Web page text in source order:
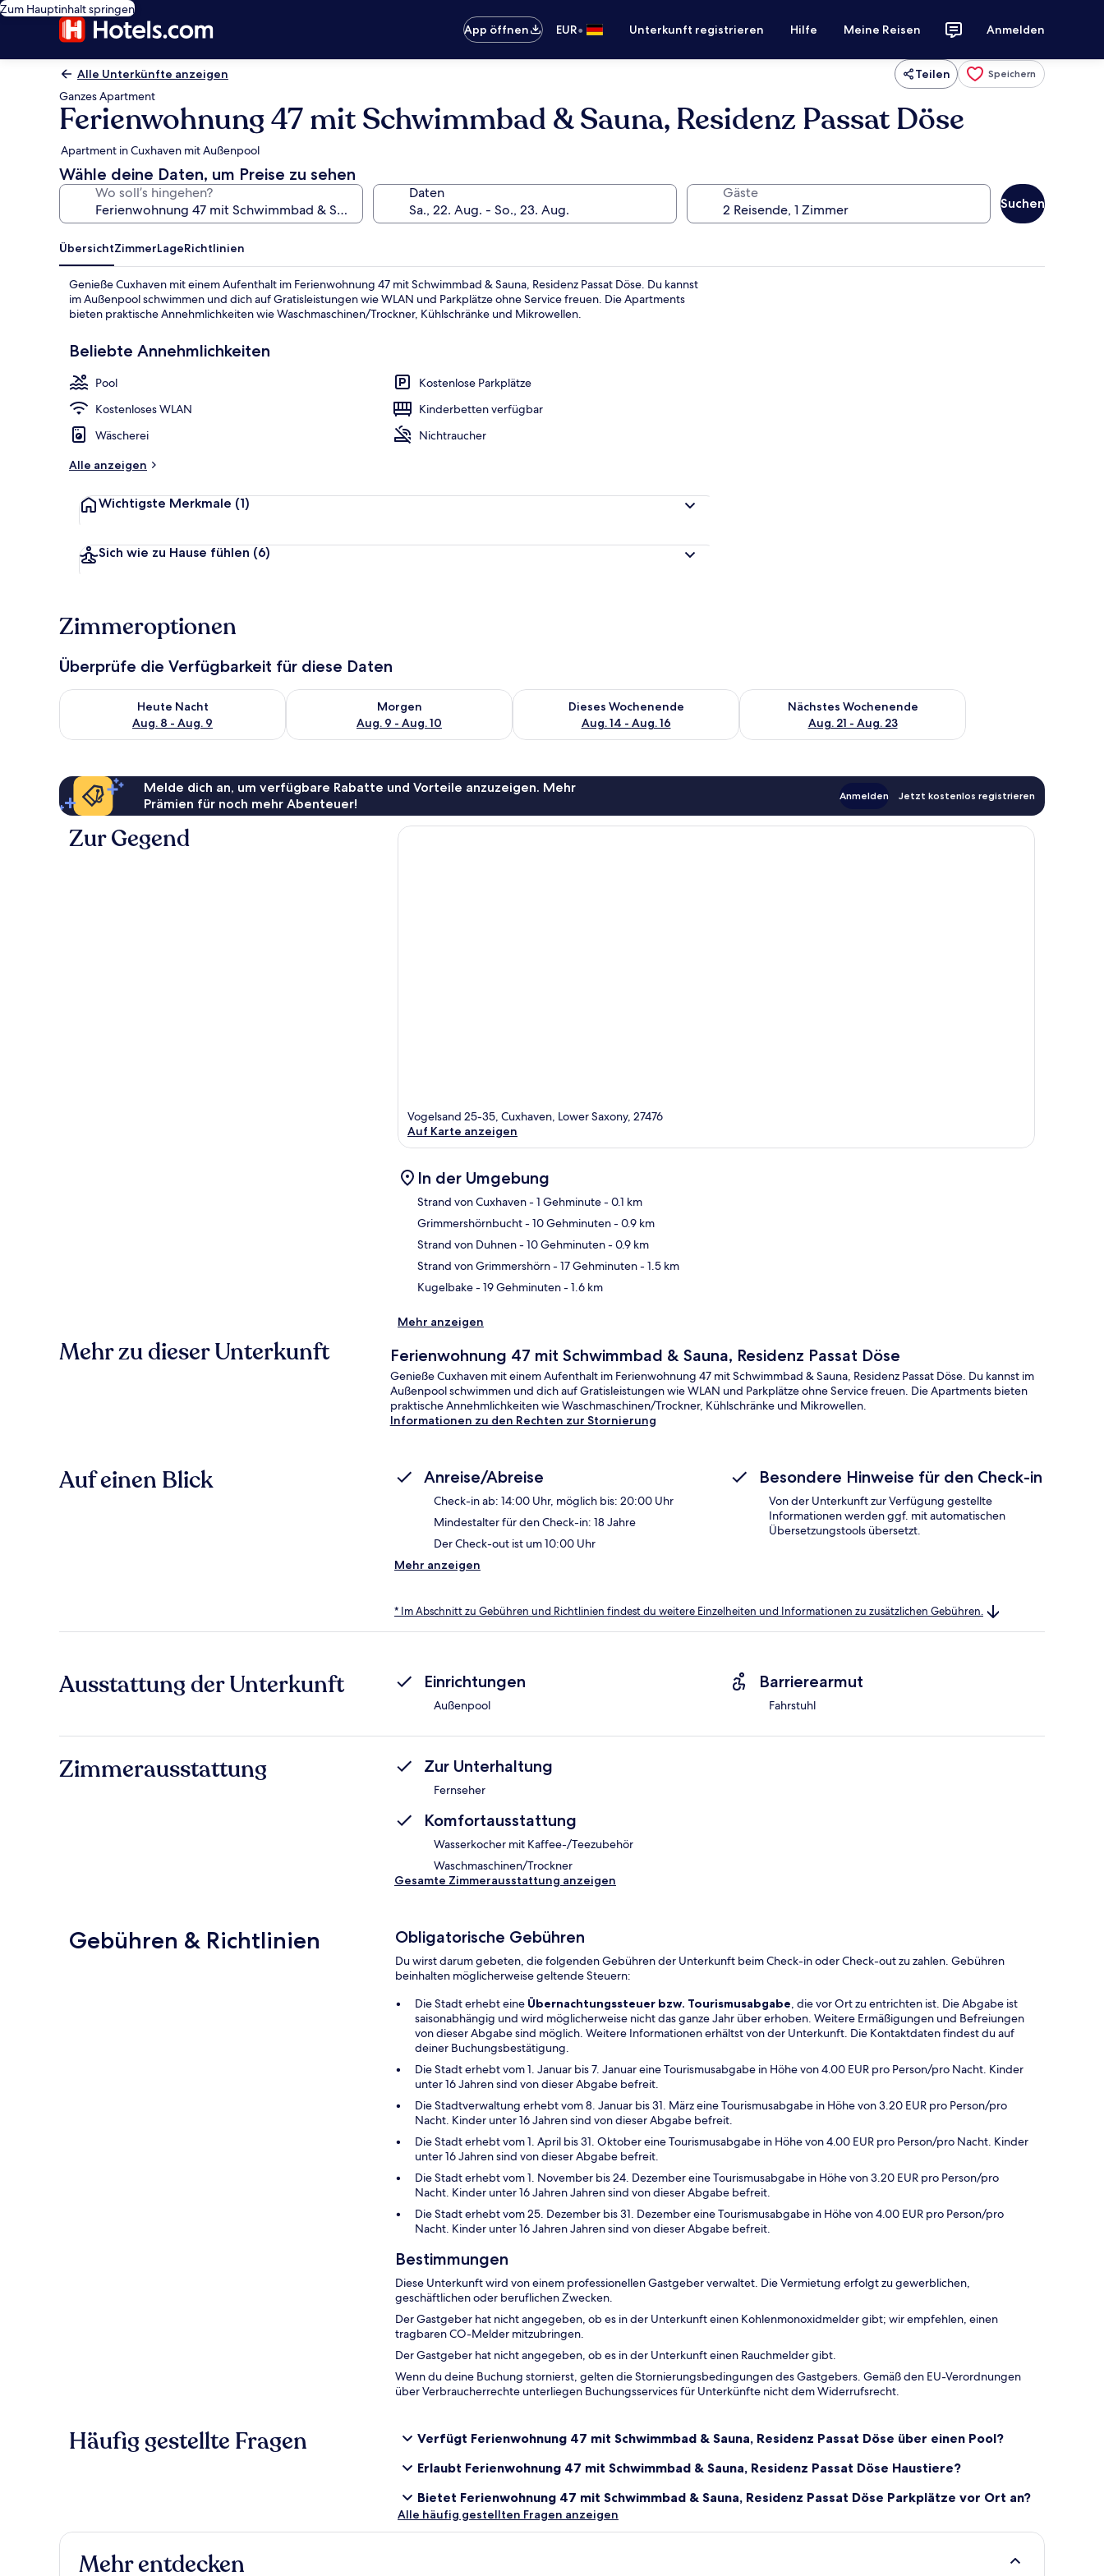
Zum Hauptinhalt springen
App öffnen
EUR• Unterkunft registrieren Hilfe Meine Reisen Anmelden
Alle Unterkünfte anzeigen Teilen Speichern
Ganzes Apartment
Ferienwohnung 47 mit Schwimmbad & Sauna, Residenz Passat Döse
Apartment in Cuxhaven mit Außenpool
Wähle deine Daten, um Preise zu sehen
Wo soll’s hingehen? Daten Gäste
Suchen
ÜbersichtZimmerLageRichtlinien
Genieße Cuxhaven mit einem Aufenthalt im Ferienwohnung 47 mit Schwimmbad & Sauna, Residenz Passat Döse. Du kannst
im Außenpool schwimmen und dich auf Gratisleistungen wie WLAN und Parkplätze ohne Service freuen. Die Apartments
bieten praktische Annehmlichkeiten wie Waschmaschinen/Trockner, Kühlschränke und Mikrowellen.
Beliebte Annehmlichkeiten
Pool
Kostenlose Parkplätze
Kostenloses WLAN
Kinderbetten verfügbar
Wäscherei
Nichtraucher
Alle anzeigen
Wichtigste Merkmale (1)
Sich wie zu Hause fühlen (6)
Zimmeroptionen
Überprüfe die Verfügbarkeit für diese Daten
Heute Nacht
Aug. 8 - Aug. 9
Überprüfe die Verfügbarkeit für heute Nacht, Aug. 8 - Aug. 9.
Morgen
Aug. 9 - Aug. 10
Überprüfe die Verfügbarkeit für morgen, Aug. 9 - Aug. 10.
Dieses Wochenende
Aug. 14 - Aug. 16
Überprüfe die Verfügbarkeit für dieses Wochenende, Aug. 14 - Aug. 16.
Nächstes Wochenende
Aug. 21 - Aug. 23
Überprüfe die Verfügbarkeit für nächstes Wochenende, Aug.
Melde dich an, um verfügbare Rabatte und Vorteile anzuzeigen. Mehr
Prämien für noch mehr Abenteuer!
Anmelden Jetzt kostenlos registrieren
Zur Gegend
Vogelsand 25-35, Cuxhaven, Lower Saxony, 27476
Auf Karte anzeigen
In der Umgebung
Strand von Cuxhaven- 1 Gehminute- 0.1 km
Grimmershörnbucht- 10 Gehminuten- 0.9 km
Strand von Duhnen- 10 Gehminuten- 0.9 km
Strand von Grimmershörn- 17 Gehminuten- 1.5 km
Kugelbake- 19 Gehminuten- 1.6 km
Mehr anzeigen
Mehr zu dieser Unterkunft Ferienwohnung 47 mit Schwimmbad & Sauna, Residenz Passat Döse
Genieße Cuxhaven mit einem Aufenthalt im Ferienwohnung 47 mit Schwimmbad & Sauna, Residenz Passat Döse. Du kannst im
Außenpool schwimmen und dich auf Gratisleistungen wie WLAN und Parkplätze ohne Service freuen. Die Apartments bieten
praktische Annehmlichkeiten wie Waschmaschinen/Trockner, Kühlschränke und Mikrowellen.
Informationen zu den Rechten zur Stornierung
Auf einen Blick Anreise/Abreise
Check-in ab: 14:00 Uhr, möglich bis: 20:00 Uhr
Mindestalter für den Check-in: 18 Jahre
Der Check-out ist um 10:00 Uhr
Besondere Hinweise für den Check-in
Von der Unterkunft zur Verfügung gestellte
Informationen werden ggf. mit automatischen
Übersetzungstools übersetzt.
Mehr anzeigen
* Im Abschnitt zu Gebühren und Richtlinien findest du weitere Einzelheiten und Informationen zu zusätzlichen Gebühren.
Ausstattung der Unterkunft Einrichtungen
Außenpool
Barrierearmut
Fahrstuhl
Zimmerausstattung Zur Unterhaltung
Fernseher
Komfortausstattung
Wasserkocher mit Kaffee-/Teezubehör
Waschmaschinen/Trockner
Gesamte Zimmerausstattung anzeigen
Gebühren & Richtlinien Obligatorische Gebühren
Du wirst darum gebeten, die folgenden Gebühren der Unterkunft beim Check-in oder Check-out zu zahlen. Gebühren
beinhalten möglicherweise geltende Steuern:
Die Stadt erhebt eine Übernachtungssteuer bzw. Tourismusabgabe, die vor Ort zu entrichten ist. Die Abgabe ist
saisonabhängig und wird möglicherweise nicht das ganze Jahr über erhoben. Weitere Ermäßigungen und Befreiungen
von dieser Abgabe sind möglich. Weitere Informationen erhältst von der Unterkunft. Die Kontaktdaten findest du auf
deiner Buchungsbestätigung.
Die Stadt erhebt vom 1. Januar bis 7. Januar eine Tourismusabgabe in Höhe von 4.00 EUR pro Person/pro Nacht. Kinder
unter 16 Jahren sind von dieser Abgabe befreit.
Die Stadtverwaltung erhebt vom 8. Januar bis 31. März eine Tourismusabgabe in Höhe von 3.20 EUR pro Person/pro
Nacht. Kinder unter 16 Jahren sind von dieser Abgabe befreit.
Die Stadt erhebt vom 1. April bis 31. Oktober eine Tourismusabgabe in Höhe von 4.00 EUR pro Person/pro Nacht. Kinder
unter 16 Jahren sind von dieser Abgabe befreit.
Die Stadt erhebt vom 1. November bis 24. Dezember eine Tourismusabgabe in Höhe von 3.20 EUR pro Person/pro
Nacht. Kinder unter 16 Jahren Jahren sind von dieser Abgabe befreit.
Die Stadt erhebt vom 25. Dezember bis 31. Dezember eine Tourismusabgabe in Höhe von 4.00 EUR pro Person/pro
Nacht. Kinder unter 16 Jahren Jahren sind von dieser Abgabe befreit.
Bestimmungen
Diese Unterkunft wird von einem professionellen Gastgeber verwaltet. Die Vermietung erfolgt zu gewerblichen,
geschäftlichen oder beruflichen Zwecken.
Der Gastgeber hat nicht angegeben, ob es in der Unterkunft einen Kohlenmonoxidmelder gibt; wir empfehlen, einen
tragbaren CO-Melder mitzubringen.
Der Gastgeber hat nicht angegeben, ob es in der Unterkunft einen Rauchmelder gibt.
Wenn du deine Buchung stornierst, gelten die Stornierungsbedingungen des Gastgebers. Gemäß den EU-Verordnungen
über Verbraucherrechte unterliegen Buchungsservices für Unterkünfte nicht dem Widerrufsrecht.
Häufig gestellte Fragen
Verfügt Ferienwohnung 47 mit Schwimmbad & Sauna, Residenz Passat Döse über einen Pool?
Erlaubt Ferienwohnung 47 mit Schwimmbad & Sauna, Residenz Passat Döse Haustiere?
Bietet Ferienwohnung 47 mit Schwimmbad & Sauna, Residenz Passat Döse Parkplätze vor Ort an?
Alle häufig gestellten Fragen anzeigen
Mehr entdecken